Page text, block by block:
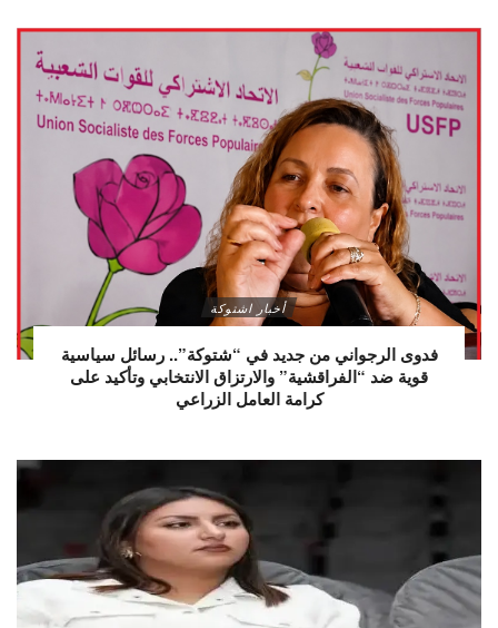
أخبار اشتوكة
فدوى الرجواني من جديد في “شتوكة”.. رسائل سياسية
قوية ضد “الفراقشية” والارتزاق الانتخابي وتأكيد على
كرامة العامل الزراعي